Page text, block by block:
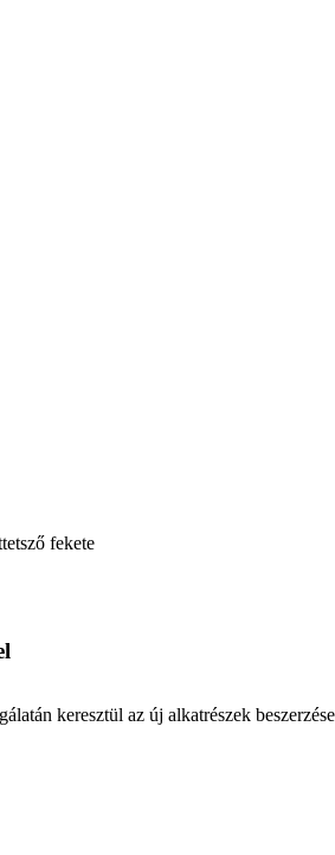
fekete
keresztül az új alkatrészek